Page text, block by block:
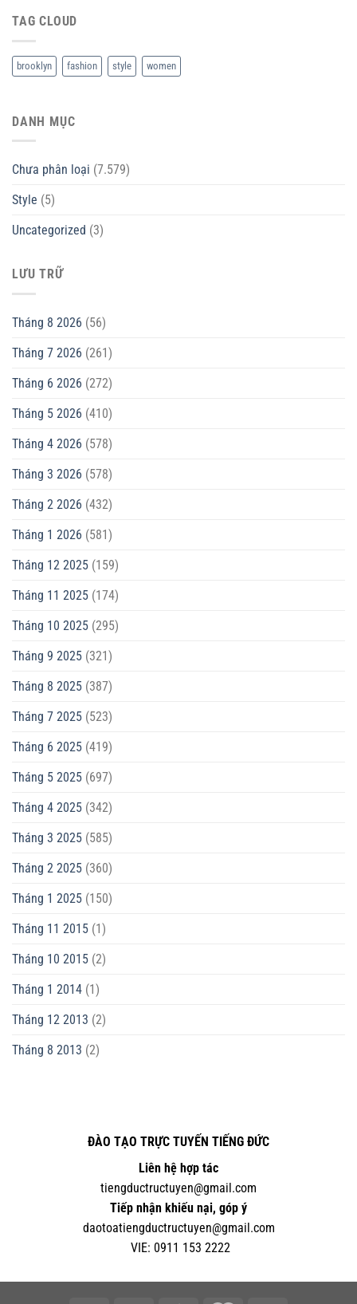
TAG CLOUD
brooklyn fashion style women
DANH MỤC
Chưa phân loại (7.579)
Style (5)
Uncategorized (3)
LƯU TRỮ
Tháng 8 2026 (56)
Tháng 7 2026 (261)
Tháng 6 2026 (272)
Tháng 5 2026 (410)
Tháng 4 2026 (578)
Tháng 3 2026 (578)
Tháng 2 2026 (432)
Tháng 1 2026 (581)
Tháng 12 2025 (159)
Tháng 11 2025 (174)
Tháng 10 2025 (295)
Tháng 9 2025 (321)
Tháng 8 2025 (387)
Tháng 7 2025 (523)
Tháng 6 2025 (419)
Tháng 5 2025 (697)
Tháng 4 2025 (342)
Tháng 3 2025 (585)
Tháng 2 2025 (360)
Tháng 1 2025 (150)
Tháng 11 2015 (1)
Tháng 10 2015 (2)
Tháng 1 2014 (1)
Tháng 12 2013 (2)
Tháng 8 2013 (2)
ĐÀO TẠO TRỰC TUYẾN TIẾNG ĐỨC
Liên hệ hợp tác
tiengductructuyen@gmail.com
Tiếp nhận khiếu nại, góp ý
daotoatiengductructuyen@gmail.com
VIE: 0911 153 2222